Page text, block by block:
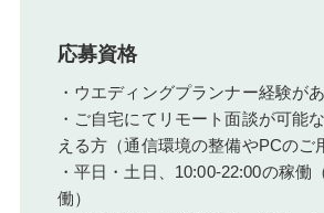
応募資格
・ウエディングプランナー経験が
・ご自宅にてリモート面談が可能
える方（通信環境の整備やPCのご
・平日・土日、10:00-22:00の稼働
働）